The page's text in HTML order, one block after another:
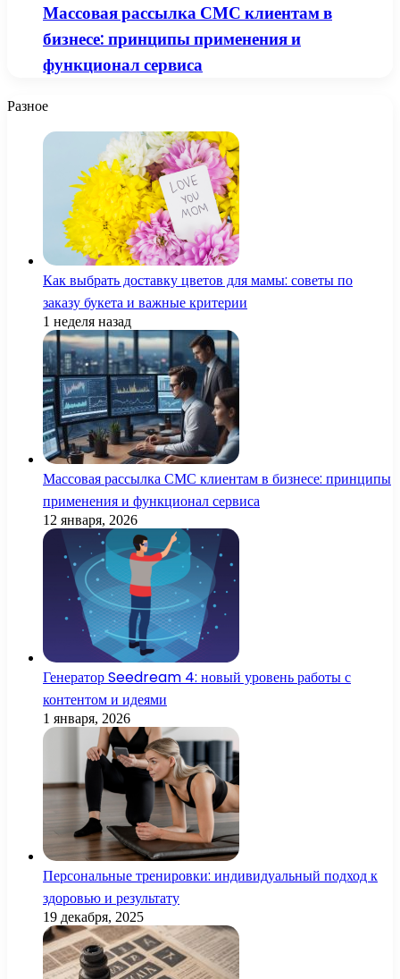
Массовая рассылка СМС клиентам в
бизнесе: принципы применения и
функционал сервиса
Разное
Как выбрать доставку цветов для мамы: советы по
заказу букета и важные критерии
1 неделя назад
Массовая рассылка СМС клиентам в бизнесе: принципы
применения и функционал сервиса
12 января, 2026
Генератор Seedream 4: новый уровень работы с
контентом и идеями
1 января, 2026
Персональные тренировки: индивидуальный подход к
здоровью и результату
19 декабря, 2025